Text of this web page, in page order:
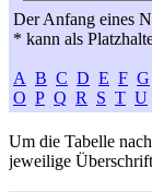
Der Anfang eines
* kann als
A B C D E F G
O P Q R S T U
Um die Tabelle
jeweilige